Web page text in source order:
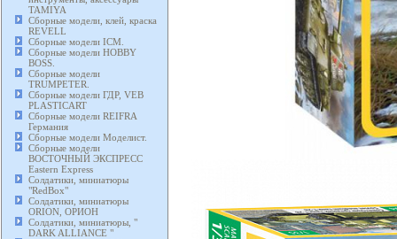
TAMIYA
Сборные модели, клей, краска
REVELL
Сборные модели ICM.
Сборные модели HOBBY
BOSS.
Сборные модели
TRUMPETER.
Сборные модели ГДР, VEB
PLASTICART
Сборные модели REIFRA
Германия
Сборные модели Моделист.
Сборные модели
ВОСТОЧНЫЙ ЭКСПРЕСС
Eastern Express
Солдатики, миниатюры
"RedBox"
Солдатики, миниатюры
ORION, ОРИОН
Солдатики, миниатюры, "
DARK ALLIANCE "